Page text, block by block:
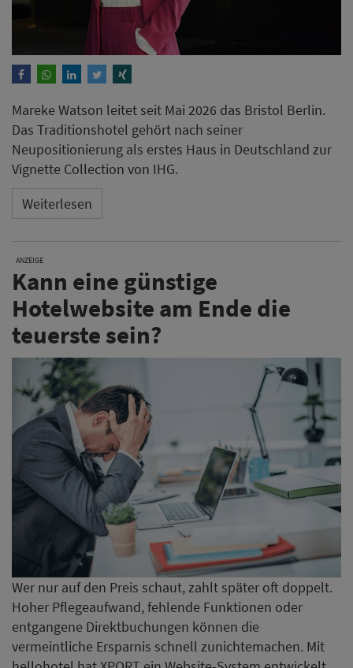
Kann eine günstige
Hotelwebsite am Ende die
teuerste sein?
Wer nur auf den Preis schaut, zahlt später oft doppelt.
Hoher Pflegeaufwand, fehlende Funktionen oder
entgangene Direktbuchungen können die
vermeintliche Ersparnis schnell zunichtemachen. Mit
hellohotel hat XPORT ein Website-System entwickelt,
das speziell für Hotels konzipiert wurde: mit allen
wichtigen Funktionen, einfacher Pflege und einem
fairen Preis-Leistungs-Verhältnis. Unser Preisrechner
liefert Ihnen in nur 60 Sekunden eine erste
Orientierung.
Jetzt erste Orientierung erhalten
The Ritz-Carlton Wolfsburg
verpflichtet Luis Hendricks für
neues Restaurant